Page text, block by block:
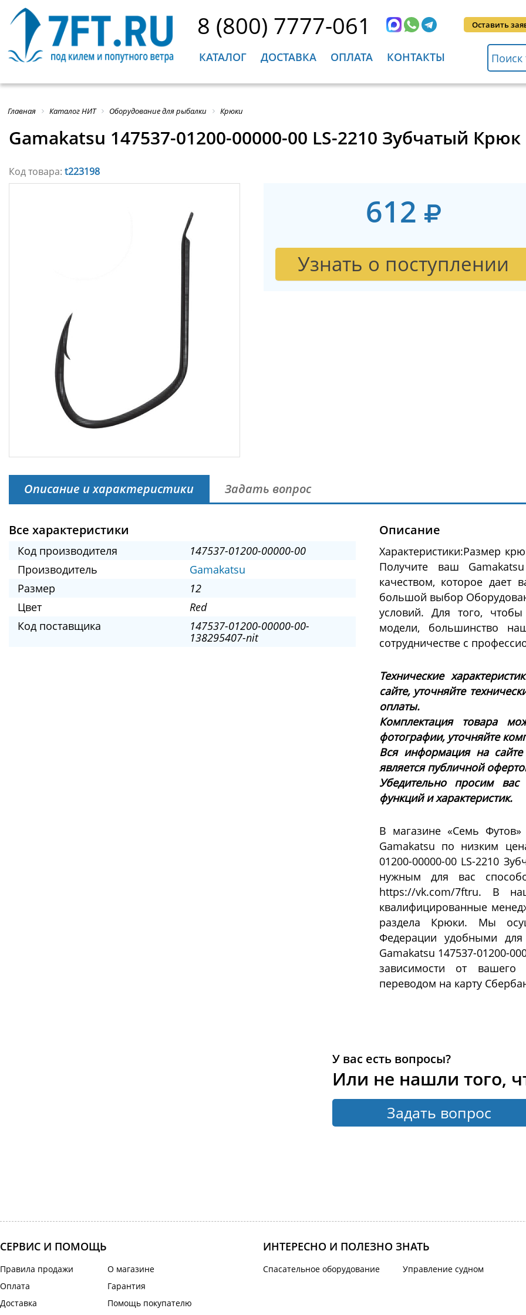
8 (800) 7777-061 Оставить
КАТАЛОГ ДОСТАВКА ОПЛАТА КОНТАКТЫ
Главная Каталог НИТ Оборудование для рыбалки Крюки
Gamakatsu 147537-01200-00000-00 LS-2210 Зубчатый
Код товара: t223198
612
Узнать о поступлении
Описание и характеристики Задать вопрос
Все характеристики
Код производителя
147537-01200-00000-00
Производитель
Gamakatsu
Размер
12
Цвет
Red
Код поставщика
147537-01200-00000-00-
138295407-nit
Описание
Характеристики:Размер
Получите ваш
качеством, которое дает
большой выбор
условий. Для того,
модели, большинство
сотрудничестве с
Технические
сайте, уточняйте
оплаты.
Комплектация товара
фотографии, уточняйте
Вся информация на
является публичной
Убедительно просим
функций и характеристик.
В магазине «Семь
Gamakatsu по низким
01200-00000-00 LS-2210
нужным для вас
https://vk.com/7ftru. В
квалифицированные
раздела Крюки. Мы
Федерации удобными
Gamakatsu 147537-01200-
зависимости от
переводом на карту
У вас есть вопросы?
Или не нашли того,
Задать вопрос
СЕРВИС И ПОМОЩЬ
Правила продажи
Оплата
Доставка
О магазине
Гарантия
Помощь покупателю
ИНТЕРЕСНО И ПОЛЕЗНО ЗНАТЬ
Спасательное оборудование Управление судном